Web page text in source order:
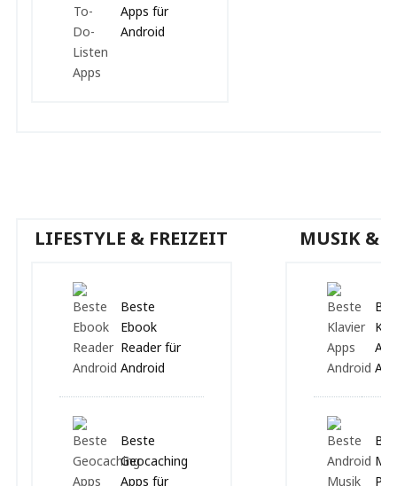
Apps für
Android
LIFESTYLE & FREIZEIT
Beste
Ebook
Reader für
Android
Beste
Geocaching
Apps für
MUSIK &